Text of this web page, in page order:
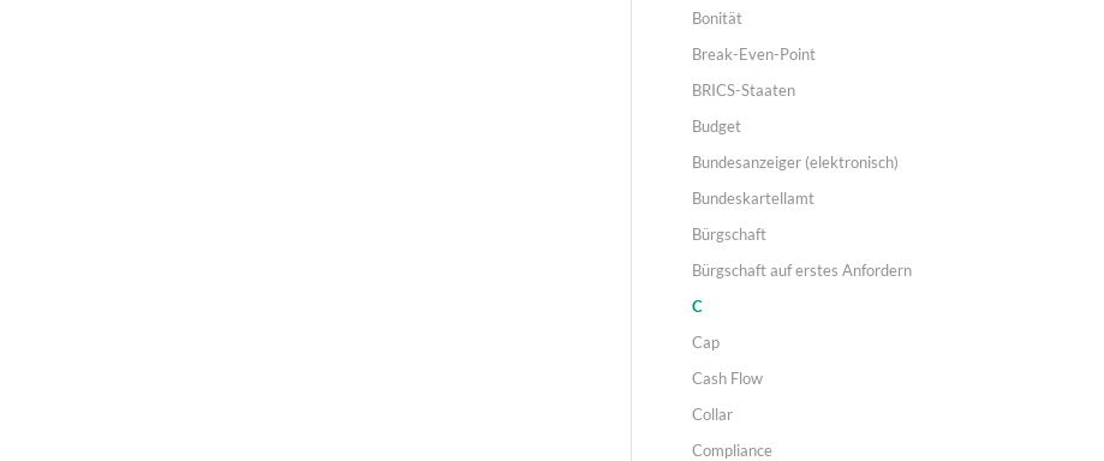
Bonität
Break-Even-Point
BRICS-Staaten
Budget
Bundesanzeiger (elektronisch)
Bundeskartellamt
Bürgschaft
Bürgschaft auf erstes Anfordern
C
Cap
Cash Flow
Collar
Compliance